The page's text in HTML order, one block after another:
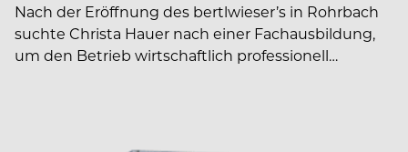
Nach der Eröffnung des bertlwieser’s in Rohrbach
suchte Christa Hauer nach einer Fachausbildung,
um den Betrieb wirtschaftlich professionell…